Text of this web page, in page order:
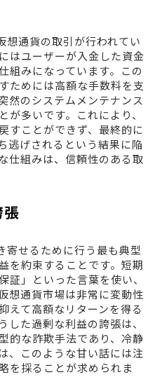
通貨の取引が行われてい
はユーザーが入金した資金
組みになっています。この
ためには高額な手数料を支
然のシステムメンテナンス
多いです。これにより、
すことができず、最終的に
逃げされるという結果に陥
仕組みは、信頼性のある取
せるために行う最も典型
を約束することです。短期
証」といった言葉を使い、
想通貨市場は非常に変動性
えて高額なリターンを得る
した過剰な利益の誇張は、
的な詐欺手法であり、冷静
、このような甘い話には注
を採ることが求められま